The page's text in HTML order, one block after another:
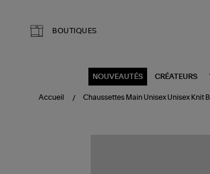
BOUTIQUES
NOUVEAUTÉS CRÉATEURS
Accueil Chaussettes Main Unisex Unisex Knit